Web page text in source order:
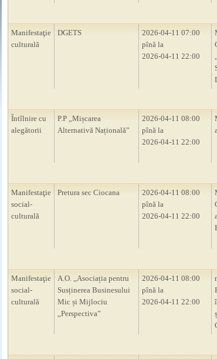
Manifestaţie
culturală
DGETS
2026-04-11 07:00
pînă la
2026-04-11 22:00
Întîlnire cu
alegătorii
P.P „Mișcarea
Alternativă Națională”
2026-04-11 08:00
pînă la
2026-04-11 22:00
Manifestaţie
social-
culturală
Pretura sec Ciocana
2026-04-11 08:00
pînă la
2026-04-11 22:00
Manifestaţie
social-
culturală
A.O. ,,Asociația pentru
Susținerea Businesului
Mic și Mijlociu
,,Perspectiva”
2026-04-11 08:00
pînă la
2026-04-11 22:00